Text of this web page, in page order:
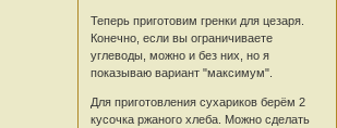
Теперь приготовим гренки для цезаря.
Конечно, если вы ограничиваете
углеводы, можно и без них, но я
показываю вариант "максимум".
Для приготовления сухариков берём 2
кусочка ржаного хлеба. Можно сделать